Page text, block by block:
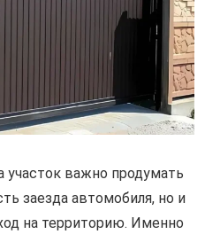
важно продумать
заезда автомобиля, но и
на территорию. Именно